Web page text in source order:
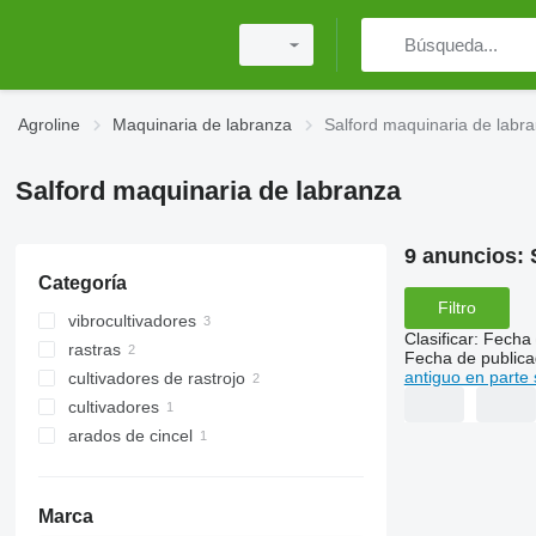
Agroline Maquinaria de labranza Salford maquinaria de
Salford maquinaria de labranza
Categoría
vibrocultivadores
rastras
gradas de discos
cultivadores de rastrojo
cultivadores
arados de cincel
Marca
9 anuncios:
Filtro
Clasificar: Fecha
Fecha de
antiguo en parte